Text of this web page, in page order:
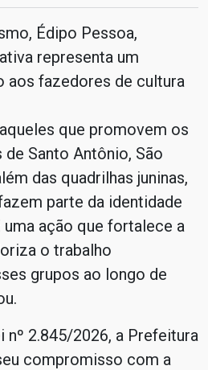
Édipo Pessoa,
representa um
aos fazedores de cultura
que promovem os
Santo Antônio, São
das quadrilhas juninas,
parte da identidade
uma ação que fortalece a
o trabalho
grupos ao longo de
nº 2.845/2026, a Prefeitura
compromisso com a